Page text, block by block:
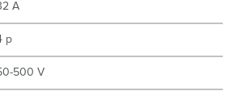
A
p
500 V